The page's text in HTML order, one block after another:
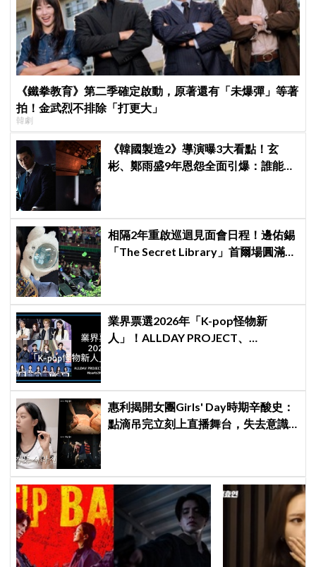
《鐵拳教育》第二季確定啟動，原著還有「未爆彈」等著
拍！金武烈不排除「打更大」
韓劇
《韓國製造2》導演曝3大看點！玄
彬、鄭雨盛9年恩怨全面引爆：誰能活
相隔2年重啟巡迴見面會日程！邊佑錫
「The Secret Library」首爾場圓滿結
業界票選2026年「K-pop怪物新
人」！ALLDAY PROJECT、
惠利揭開女團Girls' Day時期辛酸史：
點滴吊完立刻上直播舞台，失去意識